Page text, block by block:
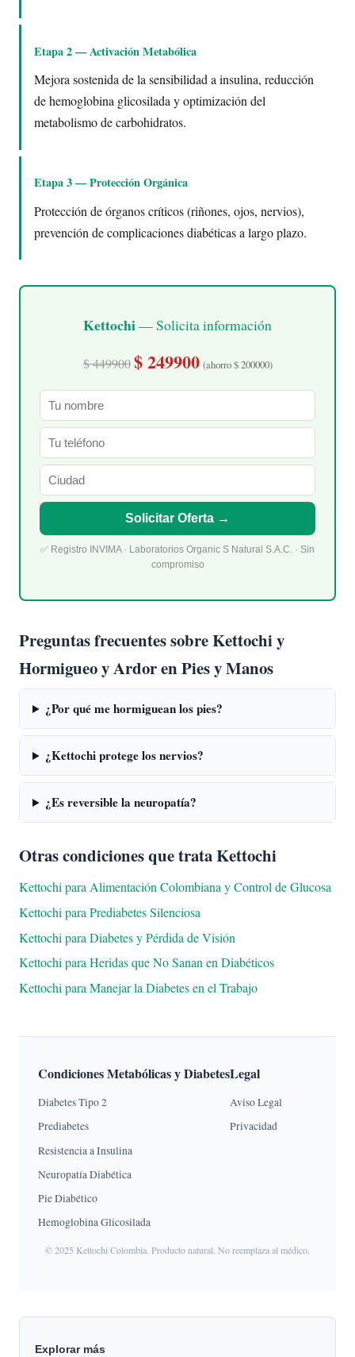
Etapa 2 — Activación Metabólica
Mejora sostenida de la sensibilidad a insulina, reducción
de hemoglobina glicosilada y optimización del
metabolismo de carbohidratos.
Etapa 3 — Protección Orgánica
Protección de órganos críticos (riñones, ojos, nervios),
prevención de complicaciones diabéticas a largo plazo.
Kettochi— Solicita información
$ 449900 $ 249900 (ahorro $ 200000)
Solicitar Oferta →
✅ Registro INVIMA · Laboratorios Organic S Natural S.A.C. · Sin
compromiso
Preguntas frecuentes sobre Kettochi y
Hormigueo y Ardor en Pies y Manos
¿Por qué me hormiguean los pies?
¿Kettochi protege los nervios?
¿Es reversible la neuropatía?
Otras condiciones que trata Kettochi
Kettochi para Alimentación Colombiana y Control de Glucosa
Kettochi para Prediabetes Silenciosa
Kettochi para Diabetes y Pérdida de Visión
Kettochi para Heridas que No Sanan en Diabéticos
Kettochi para Manejar la Diabetes en el Trabajo
Condiciones Metabólicas y Diabetes
Diabetes Tipo 2
Prediabetes
Resistencia a Insulina
Neuropatía Diabética
Pie Diabético
Hemoglobina Glicosilada
Legal
Aviso Legal
Privacidad
© 2025 Kettochi Colombia. Producto natural. No reemplaza al médico.
Explorar más